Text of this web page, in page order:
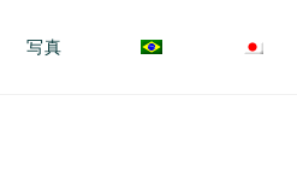
写真